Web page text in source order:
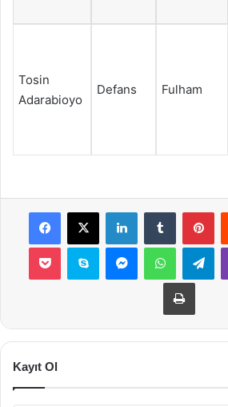
Tosin
Adarabioyo
Defans Fulham
Facebook
X LinkedInTumblr
Pocket Skype MessengerWhatsApp
Yazdır
Kayıt Ol